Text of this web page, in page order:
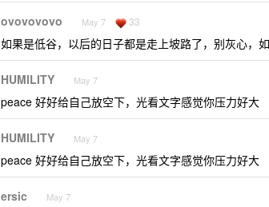
ovovovovo May 7 33
如果是低谷，以后的日子都是走上坡路了，别灰心，
HUMILITY May 7
peace 好好给自己放空下，光看文字感觉你压力好大
HUMILITY May 7
peace 好好给自己放空下，光看文字感觉你压力好大
ersic May 7